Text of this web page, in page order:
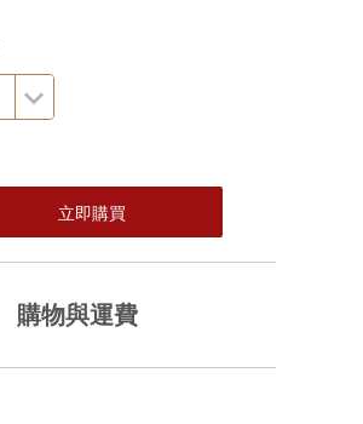
購物與運費